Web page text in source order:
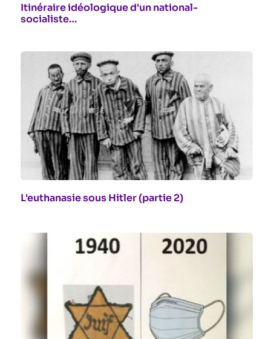
Itinéraire idéologique d'un national-
socialiste…
L'euthanasie sous Hitler (partie 2)